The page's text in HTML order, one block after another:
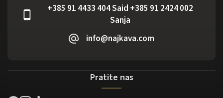
+385 91 4433 404 Said +385 91 2424 002
Sanja
info@najkava.com
Pratite nas